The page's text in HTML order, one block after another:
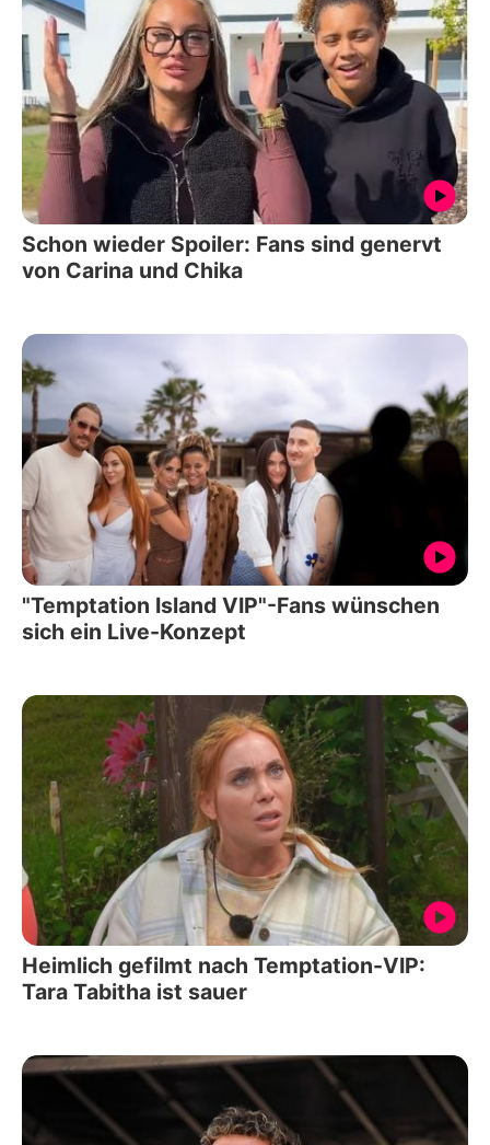
Schon wieder Spoiler: Fans sind genervt
von Carina und Chika
"Temptation Island VIP"-Fans wünschen
sich ein Live-Konzept
Heimlich gefilmt nach Temptation-VIP:
Tara Tabitha ist sauer